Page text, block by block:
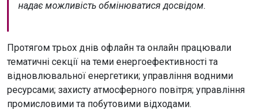
надає можливість обмінюватися досвідом.
Протягом трьох днів офлайн та онлайн працювали
тематичні секції на теми енергоефективності та
відновлювальної енергетики; управління водними
ресурсами; захисту атмосферного повітря; управління
промисловими та побутовими відходами.